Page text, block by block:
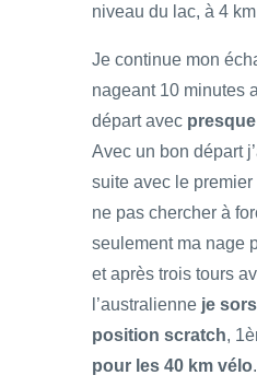
niveau du lac, à 4
Je continue mon
nageant 10 minutes
départ avec
Avec un bon départ
suite avec le
ne pas chercher à
seulement ma nage
et après trois tours
l’australienne je
position scratch,
pour les 40 km vélo.